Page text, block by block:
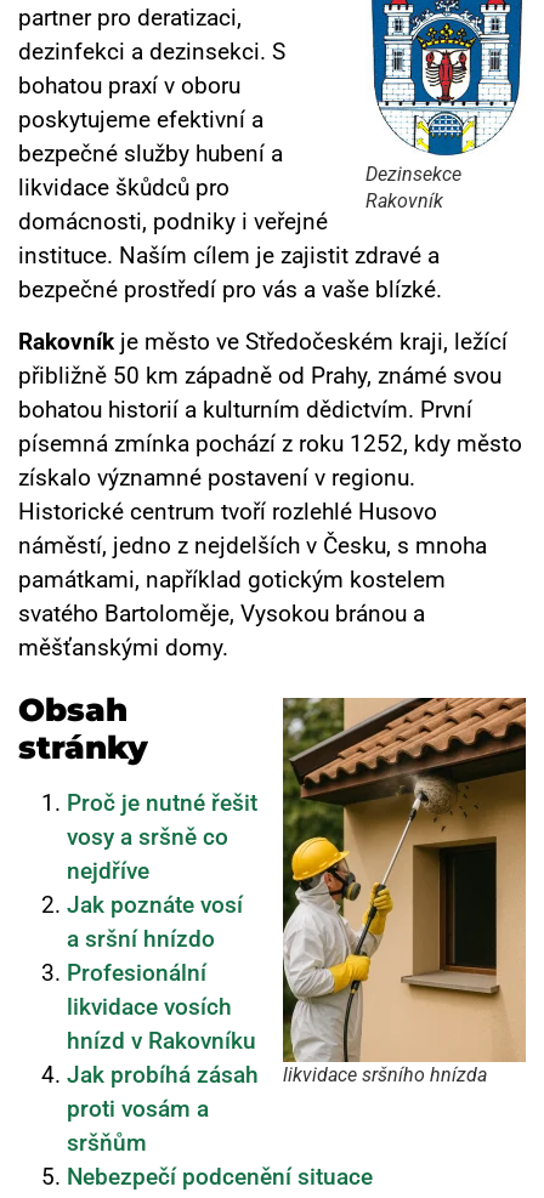
Dezinsekce
Rakovník
partner pro deratizaci,
dezinfekci a dezinsekci. S
bohatou praxí v oboru
poskytujeme efektivní a
bezpečné služby hubení a
likvidace škůdců pro
domácnosti, podniky i veřejné
instituce. Naším cílem je zajistit zdravé a
bezpečné prostředí pro vás a vaše blízké.
Rakovník je město ve Středočeském kraji, ležící
přibližně 50 km západně od Prahy, známé svou
bohatou historií a kulturním dědictvím. První
písemná zmínka pochází z roku 1252, kdy město
získalo významné postavení v regionu.
Historické centrum tvoří rozlehlé Husovo
náměstí, jedno z nejdelších v Česku, s mnoha
památkami, například gotickým kostelem
svatého Bartoloměje, Vysokou bránou a
měšťanskými domy.
likvidace sršního hnízda
Obsah
stránky
Proč je nutné řešit
vosy a sršně co
nejdříve
Jak poznáte vosí
a sršní hnízdo
Profesionální
likvidace vosích
hnízd v Rakovníku
Jak probíhá zásah
proti vosám a
sršňům
Nebezpečí podcenění situace